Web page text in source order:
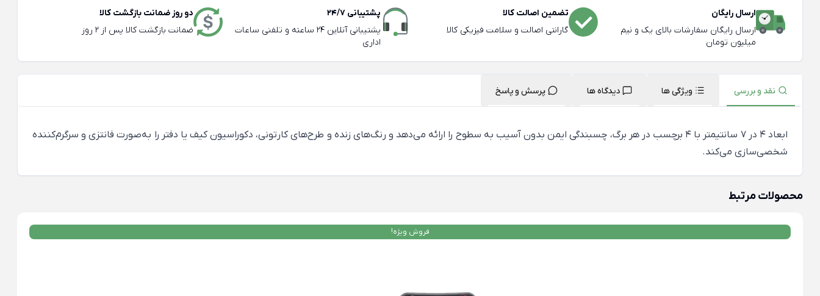
ارسال رایگان
ارسال رایگان سفارشات بالای یک و نیم
میلیون تومان
تضمین اصالت کالا
گارانتی اصالت و سلامت فیزیکی کالا
پشتیبانی 24/7
پشتیبانی آنلاین 24 ساعته و تلفنی ساعات
اداری
دو روز ضمانت بازگشت کالا
ضمانت بازگشت کالا پس از 2 روز
نقد و بررسی ویژگی ها دیدگاه ها پرسش و پاسخ
ابعاد ۴ در ۷ سانتیمتر با 4 برچسب در هر برگ، چسبندگی ایمن بدون آسیب به سطوح را ارائه می‌دهد و رنگ‌های زنده و طرح‌های کارتونی، دکوراسیون کیف یا دفتر را به‌صورت فانتزی و سرگرم‌کننده
شخصی‌سازی می‌کند.
محصولات مرتبط
فروش ویژه!